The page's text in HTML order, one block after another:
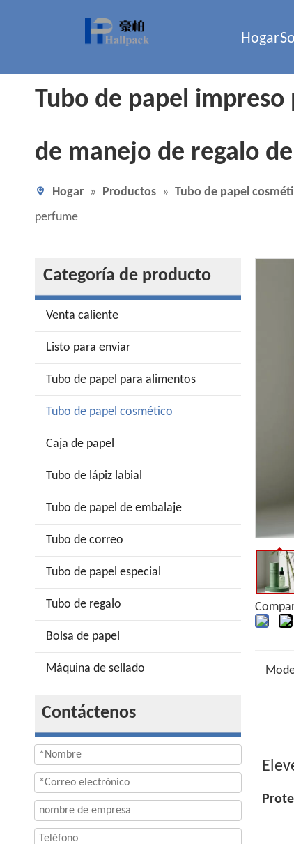
Hogar
Tubo de papel
de manejo de regalo
Hogar » Productos » Tubo de papel
perfume
Categoría de producto
Venta caliente
Listo para enviar
Tubo de papel para alimentos
Tubo de papel cosmético
Caja de papel
Tubo de lápiz labial
Tubo de papel de embalaje
Tubo de correo
Tubo de papel especial
Tubo de regalo
Bolsa de papel
Máquina de sellado
Contáctenos